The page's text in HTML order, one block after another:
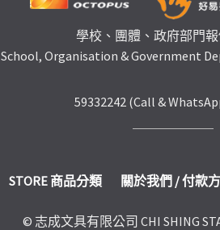
學校、團體、政府部門
School, Organisation & Government
59332242 (Call &
STORE 商品分類 關於我們 / 付款
© 志成文具有限公司 CHI SHING